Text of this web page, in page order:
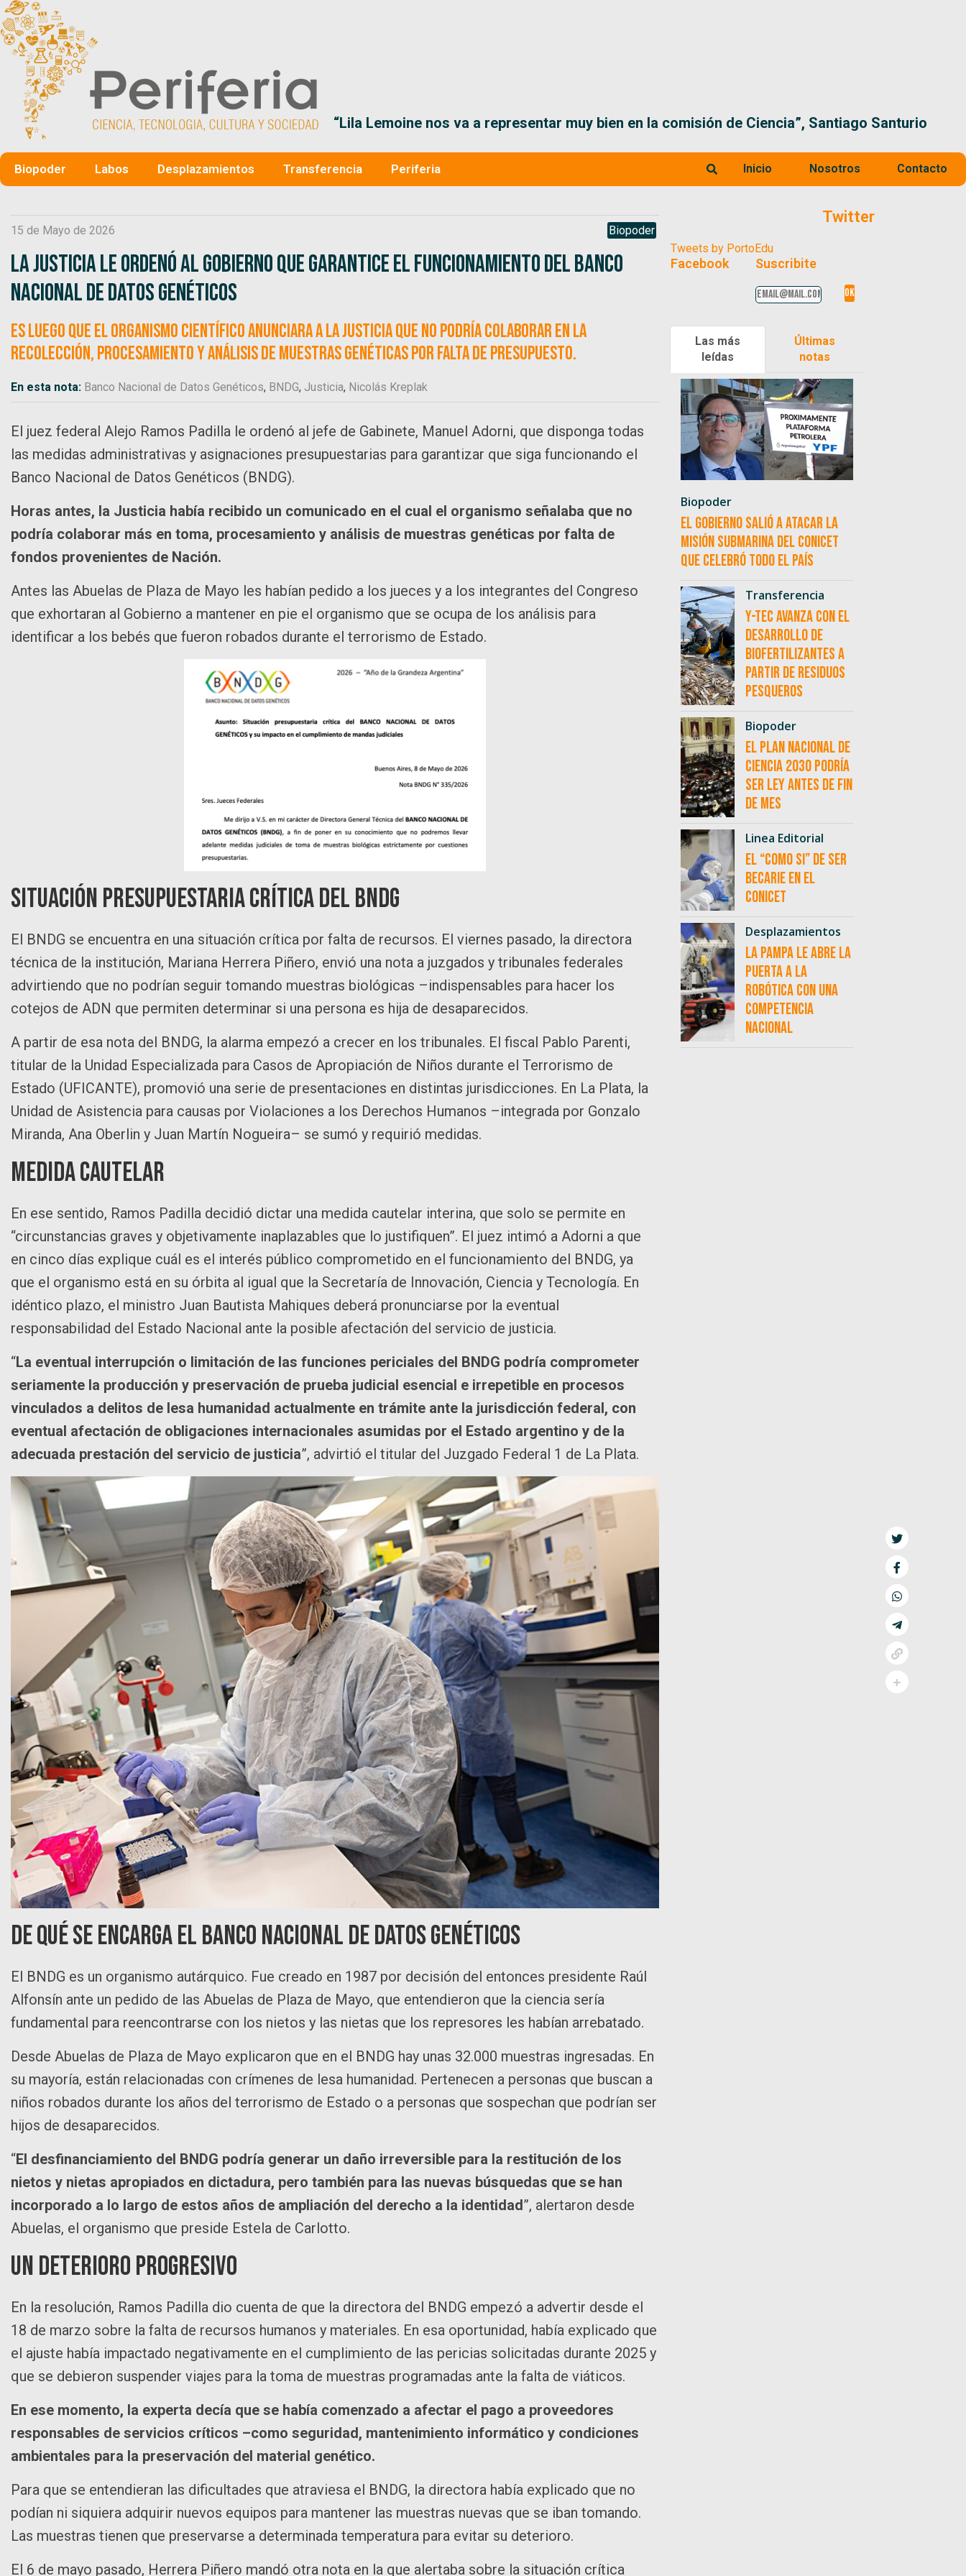
“Lila Lemoine nos va a representar muy bien en la comisión de Ciencia”, Santiago Santurio
Biopoder Labos Desplazamientos Transferencia Periferia Inicio Nosotros Contacto
15 de Mayo de 2026 Biopoder
La Justicia le ordenó al Gobierno que garantice el funcionamiento del Banco
Nacional de Datos Genéticos
Es luego que el organismo científico anunciara a la Justicia que no podría colaborar en la
recolección, procesamiento y análisis de muestras genéticas por falta de presupuesto.
En esta nota: Banco Nacional de Datos Genéticos, BNDG, Justicia, Nicolás Kreplak
El juez federal Alejo Ramos Padilla le ordenó al jefe de Gabinete, Manuel Adorni, que disponga todas
las medidas administrativas y asignaciones presupuestarias para garantizar que siga funcionando el
Banco Nacional de Datos Genéticos (BNDG).
Horas antes, la Justicia había recibido un comunicado en el cual el organismo señalaba que no
podría colaborar más en toma, procesamiento y análisis de muestras genéticas por falta de
fondos provenientes de Nación.
Antes las Abuelas de Plaza de Mayo les habían pedido a los jueces y a los integrantes del Congreso
que exhortaran al Gobierno a mantener en pie el organismo que se ocupa de los análisis para
identificar a los bebés que fueron robados durante el terrorismo de Estado.
Situación presupuestaria crítica del BNDG
El BNDG se encuentra en una situación crítica por falta de recursos. El viernes pasado, la directora
técnica de la institución, Mariana Herrera Piñero, envió una nota a juzgados y tribunales federales
advirtiendo que no podrían seguir tomando muestras biológicas –indispensables para hacer los
cotejos de ADN que permiten determinar si una persona es hija de desaparecidos.
A partir de esa nota del BNDG, la alarma empezó a crecer en los tribunales. El fiscal Pablo Parenti,
titular de la Unidad Especializada para Casos de Apropiación de Niños durante el Terrorismo de
Estado (UFICANTE), promovió una serie de presentaciones en distintas jurisdicciones. En La Plata, la
Unidad de Asistencia para causas por Violaciones a los Derechos Humanos –integrada por Gonzalo
Miranda, Ana Oberlin y Juan Martín Nogueira– se sumó y requirió medidas.
Medida cautelar
En ese sentido, Ramos Padilla decidió dictar una medida cautelar interina, que solo se permite en
“circunstancias graves y objetivamente inaplazables que lo justifiquen”. El juez intimó a Adorni a que
en cinco días explique cuál es el interés público comprometido en el funcionamiento del BNDG, ya
que el organismo está en su órbita al igual que la Secretaría de Innovación, Ciencia y Tecnología. En
idéntico plazo, el ministro Juan Bautista Mahiques deberá pronunciarse por la eventual
responsabilidad del Estado Nacional ante la posible afectación del servicio de justicia.
“La eventual interrupción o limitación de las funciones periciales del BNDG podría comprometer
seriamente la producción y preservación de prueba judicial esencial e irrepetible en procesos
vinculados a delitos de lesa humanidad actualmente en trámite ante la jurisdicción federal, con
eventual afectación de obligaciones internacionales asumidas por el Estado argentino y de la
adecuada prestación del servicio de justicia”, advirtió el titular del Juzgado Federal 1 de La Plata.
De qué se encarga el Banco Nacional de Datos Genéticos
El BNDG es un organismo autárquico. Fue creado en 1987 por decisión del entonces presidente Raúl
Alfonsín ante un pedido de las Abuelas de Plaza de Mayo, que entendieron que la ciencia sería
fundamental para reencontrarse con los nietos y las nietas que los represores les habían arrebatado.
Desde Abuelas de Plaza de Mayo explicaron que en el BNDG hay unas 32.000 muestras ingresadas. En
su mayoría, están relacionadas con crímenes de lesa humanidad. Pertenecen a personas que buscan a
niños robados durante los años del terrorismo de Estado o a personas que sospechan que podrían ser
hijos de desaparecidos.
“El desfinanciamiento del BNDG podría generar un daño irreversible para la restitución de los
nietos y nietas apropiados en dictadura, pero también para las nuevas búsquedas que se han
incorporado a lo largo de estos años de ampliación del derecho a la identidad”, alertaron desde
Abuelas, el organismo que preside Estela de Carlotto.
Un deterioro progresivo
En la resolución, Ramos Padilla dio cuenta de que la directora del BNDG empezó a advertir desde el
18 de marzo sobre la falta de recursos humanos y materiales. En esa oportunidad, había explicado que
el ajuste había impactado negativamente en el cumplimiento de las pericias solicitadas durante 2025 y
que se debieron suspender viajes para la toma de muestras programadas ante la falta de viáticos.
En ese momento, la experta decía que se había comenzado a afectar el pago a proveedores
responsables de servicios críticos –como seguridad, mantenimiento informático y condiciones
ambientales para la preservación del material genético.
Para que se entendieran las dificultades que atraviesa el BNDG, la directora había explicado que no
podían ni siquiera adquirir nuevos equipos para mantener las muestras nuevas que se iban tomando.
Las muestras tienen que preservarse a determinada temperatura para evitar su deterioro.
El 6 de mayo pasado, Herrera Piñero mandó otra nota en la que alertaba sobre la situación crítica
Twitter
Tweets by PortoEdu
Facebook Suscribite
Las más
leídas
Últimas
notas
Biopoder
El Gobierno salió a atacar la
misión submarina del CONICET
que celebró todo el país
Transferencia
Y-TEC avanza con el
desarrollo de
biofertilizantes a
partir de residuos
pesqueros
Biopoder
El Plan Nacional de
Ciencia 2030 podría
ser ley antes de fin
de mes
Linea Editorial
El “como si” de ser
becarie en el
CONICET
Desplazamientos
La Pampa le abre la
puerta a la
robótica con una
competencia
nacional